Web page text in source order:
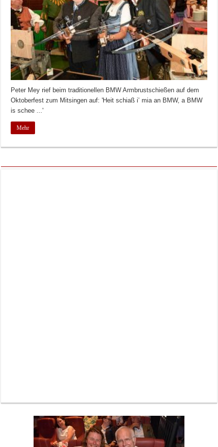
Peter Mey rief beim traditionellen BMW Armbrustschießen auf dem
Oktoberfest zum Mitsingen auf: 'Heit schiaß i’ mia an BMW, a BMW
is schee ...'
Mehr